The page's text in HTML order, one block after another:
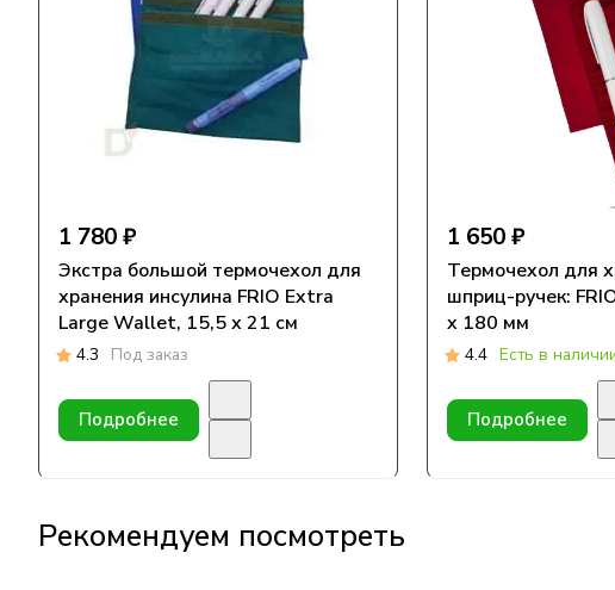
1 780 ₽
Экстра большой термочехол для
хранения инсулина FRIO Extra
Large Wallet, 15,5 х 21 см
4.3 Под заказ
Подробнее
1 650 ₽
Термочехол для
шприц-ручек:
x 180 мм
4.4 Есть в
Подробнее
Рекомендуем посмотреть